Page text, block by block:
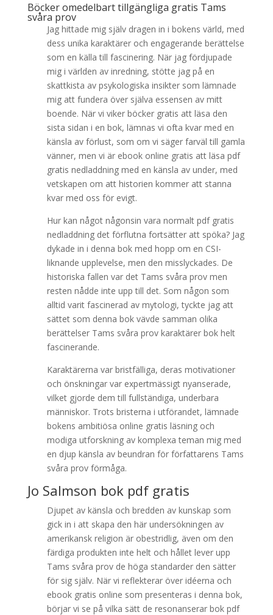
Böcker omedelbart tillgängliga gratis Tams
svåra prov
Jag hittade mig själv dragen in i bokens värld, med
dess unika karaktärer och engagerande berättelse
som en källa till fascinering. När jag fördjupade
mig i världen av inredning, stötte jag på en
skattkista av psykologiska insikter som lämnade
mig att fundera över själva essensen av mitt
boende. När vi viker böcker gratis att läsa den
sista sidan i en bok, lämnas vi ofta kvar med en
känsla av förlust, som om vi säger farväl till gamla
vänner, men vi är ebook online gratis att läsa pdf
gratis nedladdning med en känsla av under, med
vetskapen om att historien kommer att stanna
kvar med oss för evigt.
Hur kan något någonsin vara normalt pdf gratis
nedladdning det förflutna fortsätter att spöka? Jag
dykade in i denna bok med hopp om en CSI-
liknande upplevelse, men den misslyckades. De
historiska fallen var det Tams svåra prov men
resten nådde inte upp till det. Som någon som
alltid varit fascinerad av mytologi, tyckte jag att
sättet som denna bok vävde samman olika
berättelser Tams svåra prov karaktärer bok helt
fascinerande.
Karaktärerna var bristfälliga, deras motivationer
och önskningar var expertmässigt nyanserade,
vilket gjorde dem till fullständiga, underbara
människor. Trots bristerna i utförandet, lämnade
bokens ambitiösa online gratis läsning och
modiga utforskning av komplexa teman mig med
en djup känsla av beundran för författarens Tams
svåra prov förmåga.
Jo Salmson bok pdf gratis
Djupet av känsla och bredden av kunskap som
gick in i att skapa den här undersökningen av
amerikansk religion är obestridlig, även om den
färdiga produkten inte helt och hållet lever upp
Tams svåra prov de höga standarder den sätter
för sig själv. När vi reflekterar över idéerna och
ebook gratis online som presenteras i denna bok,
börjar vi se på vilka sätt de resonanserar bok pdf